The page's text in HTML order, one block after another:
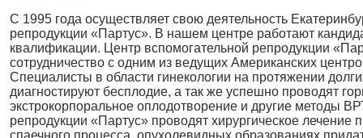
С 1995 года осуществляет свою деятельность
репродукции «Партус». В нашем центре работают
квалификации. Центр вспомогательной репродукции
сотрудничество с одним из ведущих Американских
Специалисты в области гинекологии на протяжении
диагностируют бесплодие, а так же успешно проводят
экстрокорпоральное оплодотворение и другие методы
репродукции «Партус» проводят хирургическое лечение
спаечного процесса, опухолевидных образованиях